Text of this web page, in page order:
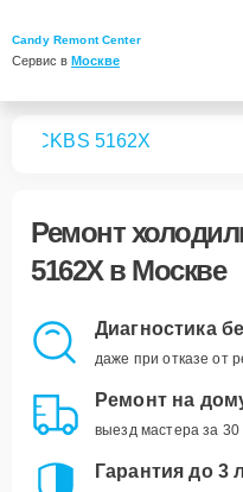
Candy Remont Center
Сервис в Москве
CKBS 5162X
Ремонт
5162Xв Москве
Диагностика
даже при отказе от
Ремонт на
выезд мастера за 30
Гарантия до 3